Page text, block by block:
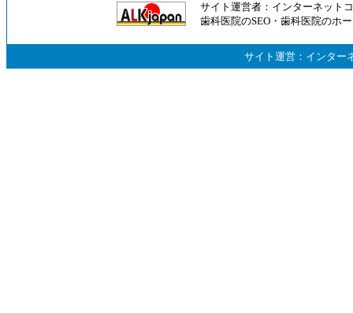
サイト運営者： インターネット
歯科医院のSEO ・ 歯科医院のホ
サイト運営： インター